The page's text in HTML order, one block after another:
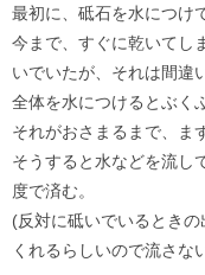
最初に、砥石を水につけ
今まで、すぐに乾いてし
いでいたが、それは間違
全体を水につけるとぶく
それがおさまるまで、ま
そうすると水などを流し
度で済む。
(反対に砥いでいるとき
くれるらしいので流さな